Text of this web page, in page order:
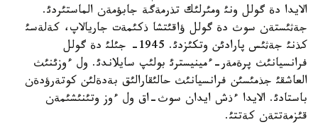
الايدا دة گولل ونئ ومئرلئك تذرمةگة جابؤمةن الماستئردئ.
جةثئستةن سوث دة گولل ؤاقئتشا ذكئمةت جاريالاپ، كةلةسئ
كذنئ جةثئس پارادئن وتكئزدئ. 1945- جئلئ دة گولل
فرانسيانئث پرةمةر-ءمينيسترئ بولئپ سايلاندئ. ول ءوزئنئث
العاشقئ جذمئسئن فرانسيانئث حالئقارالئق بةدةلئن كوتةرؤدةن
باستادئ. الايدا ءذش ايدان سوث-اق ول ءوز وتئنئشئمةن
قئزمةتتةن كةتتئ.